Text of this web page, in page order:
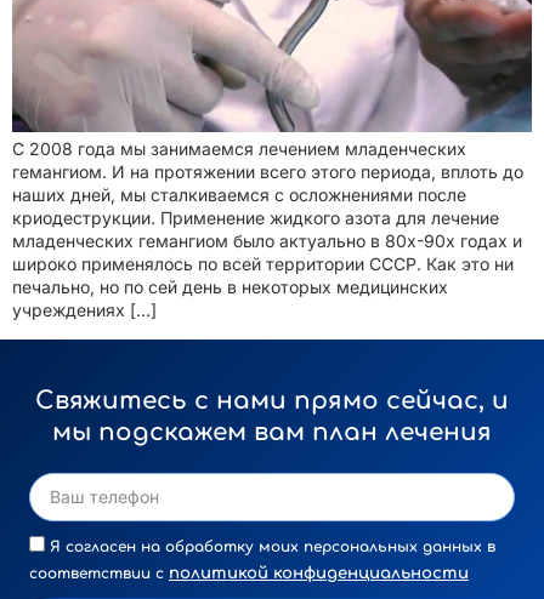
С 2008 года мы занимаемся лечением младенческих
гемангиом. И на протяжении всего этого периода, вплоть до
наших дней, мы сталкиваемся с осложнениями после
криодеструкции. Применение жидкого азота для лечение
младенческих гемангиом было актуально в 80х-90х годах и
широко применялось по всей территории СССР. Как это ни
печально, но по сей день в некоторых медицинских
учреждениях […]
Свяжитесь с нами прямо сейчас, и
мы подскажем вам план лечения
Я согласен на обработку моих персональных данных в
соответствии с политикой конфиденциальности